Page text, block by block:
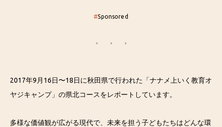
#Sponsored
2017年9月16日〜18日に秋田県で行われた「ナナメ上いく教育オ
ヤジキャンプ」の県北コースをレポートしています。
多様な価値観が広がる現代で、未来を担う子どもたちはどんな環